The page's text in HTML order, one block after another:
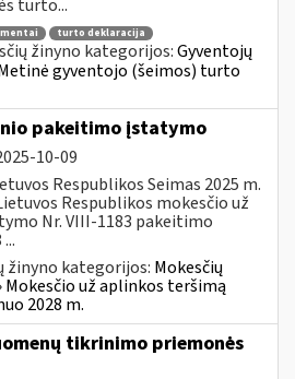
turto...
turto deklaracija
žinyno kategorijos:Gyventojų
gyventojo (šeimos) turto
pakeitimo įstatymo
10-09
Respublikos Seimas 2025 m.
Respublikos mokesčio už
Nr. VIII-1183 pakeitimo
žinyno kategorijos: Mokesčių
už aplinkos teršimą
2028 m.
tikrinimo priemonės